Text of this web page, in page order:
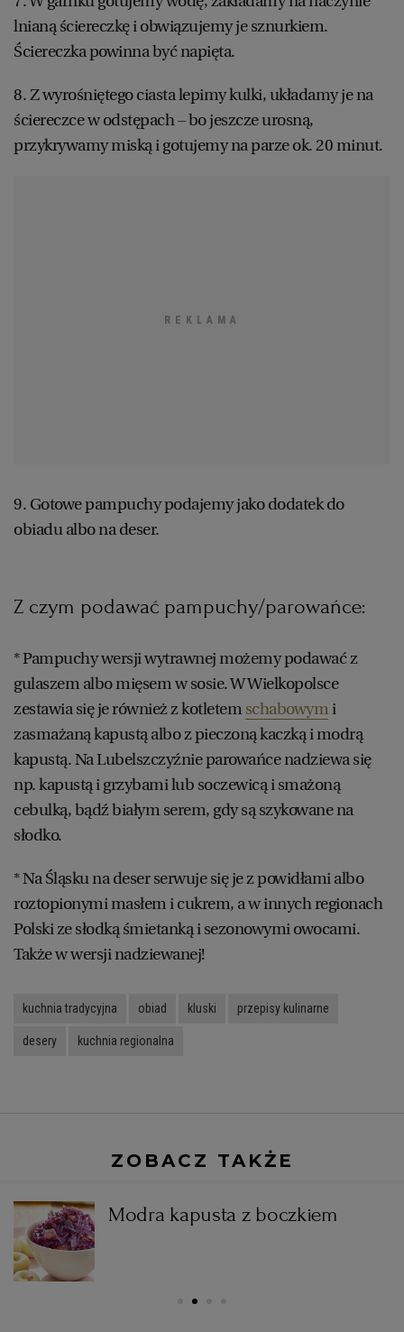
lnianą ściereczkę i obwiązujemy je sznurkiem.
Ściereczka powinna być napięta.
8. Z wyrośniętego ciasta lepimy kulki, układamy je na
ściereczce w odstępach – bo jeszcze urosną,
przykrywamy miską i gotujemy na parze ok. 20 minut.
9. Gotowe pampuchy podajemy jako dodatek do
obiadu albo na deser.
Z czym podawać pampuchy/parowańce:
* Pampuchy wersji wytrawnej możemy podawać z
gulaszem albo mięsem w sosie. W Wielkopolsce
zestawia się je również z kotletem schabowymi
zasmażaną kapustą albo z pieczoną kaczką i modrą
kapustą. Na Lubelszczyźnie parowańce nadziewa się
np. kapustą i grzybami lub soczewicą i smażoną
cebulką, bądź białym serem, gdy są szykowane na
słodko.
* Na Śląsku na deser serwuje się je z powidłami albo
roztopionymi masłem i cukrem, a w innych regionach
Polski ze słodką śmietanką i sezonowymi owocami.
Także w wersji nadziewanej!
kuchnia tradycyjna obiad kluski przepisy kulinarne
desery kuchnia regionalna
ZOBACZ TAKŻE
Modra kapusta z boczkiem